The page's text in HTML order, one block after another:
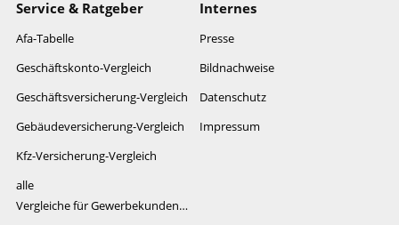
Service & Ratgeber
Afa-Tabelle
Geschäftskonto-Vergleich
Geschäftsversicherung-Vergleich
Gebäudeversicherung-Vergleich
Kfz-Versicherung-Vergleich
alle
Vergleiche für Gewerbekunden…
Internes
Presse
Bildnachweise
Datenschutz
Impressum